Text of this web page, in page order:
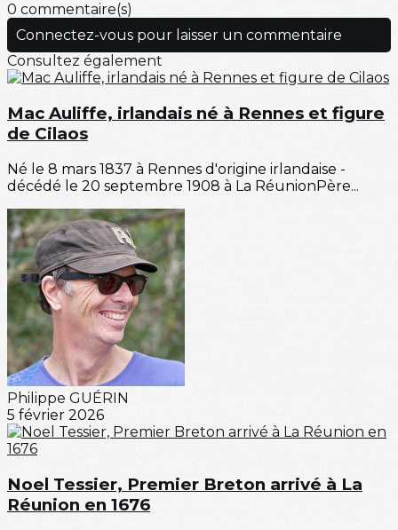
0 commentaire(s)
Connectez-vous pour laisser un commentaire
Consultez également
Mac Auliffe, irlandais né à Rennes et figure
de Cilaos
Né le 8 mars 1837 à Rennes d'origine irlandaise -
décédé le 20 septembre 1908 à La RéunionPère...
Philippe GUÉRIN
5 février 2026
Noel Tessier, Premier Breton arrivé à La
Réunion en 1676